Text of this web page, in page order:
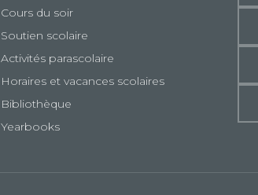
Cours du soir
Soutien scolaire
Activités parascolaire
Horaires et vacances scolaires
Bibliothèque
Yearbooks